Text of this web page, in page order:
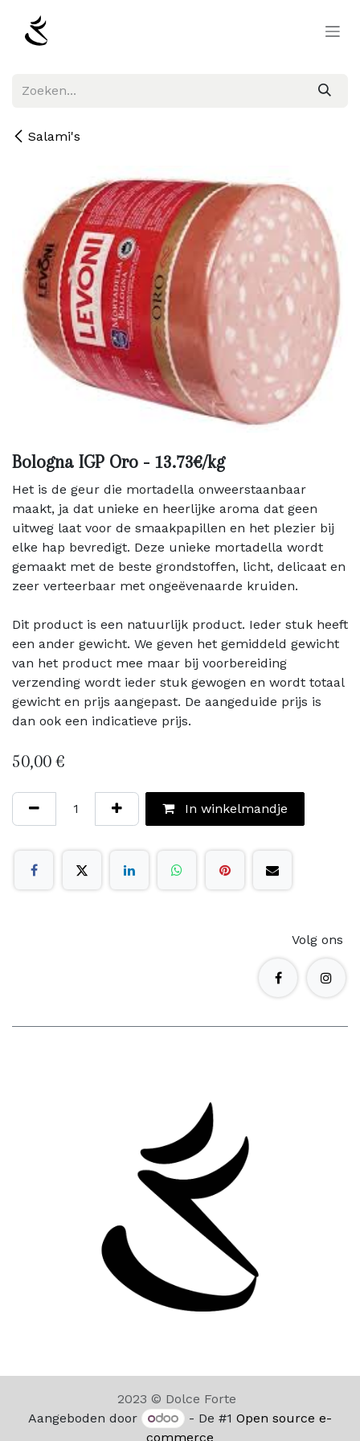
Salami's
Bologna IGP Oro - 13.73€/kg
Het is de geur die mortadella onweerstaanbaar
maakt, ja dat unieke en heerlijke aroma dat geen
uitweg laat voor de smaakpapillen en het plezier bij
elke hap bevredigt. Deze unieke mortadella wordt
gemaakt met de beste grondstoffen, licht, delicaat en
zeer verteerbaar met ongeëvenaarde kruiden.
Dit product is een natuurlijk product. Ieder stuk heeft
een ander gewicht. We geven het gemiddeld gewicht
van het product mee maar bij voorbereiding
verzending wordt ieder stuk gewogen en wordt totaal
gewicht en prijs aangepast. De aangeduide prijs is
dan ook een indicatieve prijs.
50,00 €
In winkelmandje
Volg ons
2023 © Dolce Forte
Aangeboden door
- De #1Open source e-
commerce